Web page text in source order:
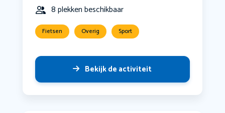
8 plekken beschikbaar
Fietsen Overig Sport
Bekijk de activiteit